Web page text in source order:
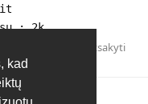
kad
2k.
Atsakyti